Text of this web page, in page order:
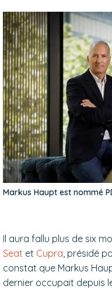
Markus Haupt est nommé
Il aura fallu plus de six
Seat et Cupra , présidé
constat que Markus
dernier occupait depuis